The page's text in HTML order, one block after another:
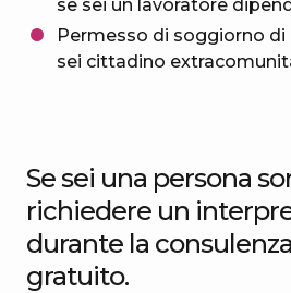
se sei un lavoratore
Permesso di soggiorno
sei cittadino
Se sei una persona
richiedere un
durante la
gratuito.